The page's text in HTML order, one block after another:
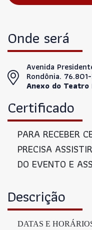
Onde será
Avenida
Rondônia.
Anexo do
Certificado
PARA RECEBER
PRECISA
DO EVENTO E
Descrição
DATAS E